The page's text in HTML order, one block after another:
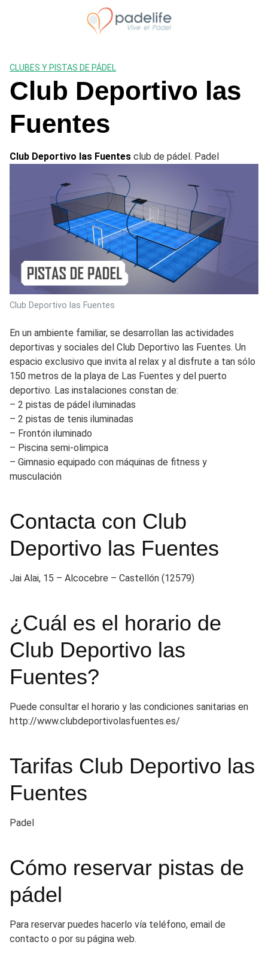
CLUBES Y PISTAS DE PÁDEL
Club Deportivo las
Fuentes
Club Deportivo las Fuentes club de pádel. Padel
Club Deportivo las Fuentes
En un ambiente familiar, se desarrollan las actividades
deportivas y sociales del Club Deportivo las Fuentes. Un
espacio exclusivo que invita al relax y al disfrute a tan sólo
150 metros de la playa de Las Fuentes y del puerto
deportivo. Las instalaciones constan de:
– 2 pistas de pádel iluminadas
– 2 pistas de tenis iluminadas
– Frontón iluminado
– Piscina semi-olimpica
– Gimnasio equipado con máquinas de fitness y
musculación
Contacta con Club
Deportivo las Fuentes
Jai Alai, 15 – Alcocebre – Castellón (12579)
¿Cuál es el horario de
Club Deportivo las
Fuentes?
Puede consultar el horario y las condiciones sanitarias en
http://www.clubdeportivolasfuentes.es/
Tarifas Club Deportivo las
Fuentes
Padel
Cómo reservar pistas de
pádel
Para reservar puedes hacerlo vía teléfono, email de
contacto o por su página web.